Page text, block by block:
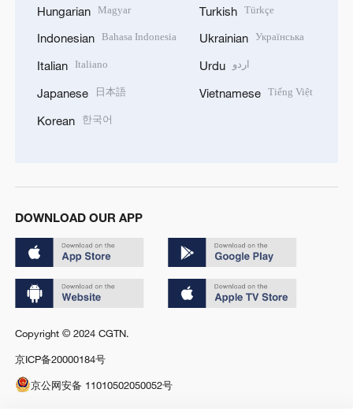
Hungarian Magyar
Indonesian Bahasa Indonesia
Italian Italiano
Japanese 日本語
Korean 한국어
Turkish Türkçe
Ukrainian Українська
Urdu اردو
Vietnamese Tiếng Việt
DOWNLOAD OUR APP
Copyright © 2024 CGTN.
京ICP备20000184号
京公网安备 11010502050052号